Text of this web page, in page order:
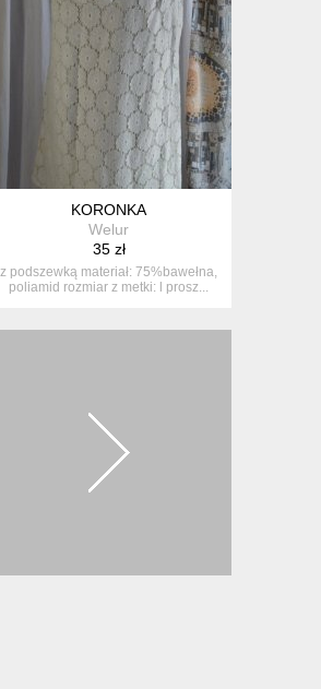
KORONKA
Welur
35 zł
z podszewką materiał: 75%bawełna,
poliamid rozmiar z metki: l prosz...